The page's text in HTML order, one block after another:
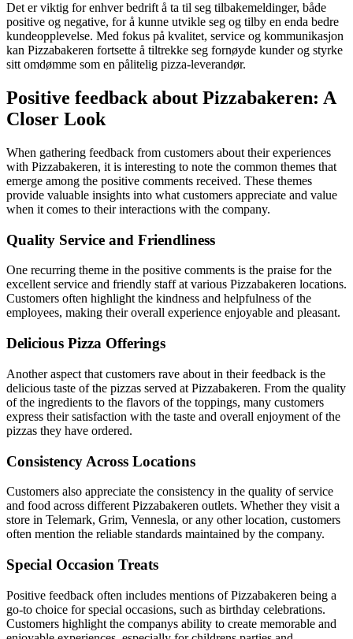
Det er viktig for enhver bedrift å ta til seg tilbakemeldinger, både
positive og negative, for å kunne utvikle seg og tilby en enda bedre
kundeopplevelse. Med fokus på kvalitet, service og kommunikasjon
kan Pizzabakeren fortsette å tiltrekke seg fornøyde kunder og styrke
sitt omdømme som en pålitelig pizza-leverandør.
Positive feedback about Pizzabakeren: A
Closer Look
When gathering feedback from customers about their experiences
with Pizzabakeren, it is interesting to note the common themes that
emerge among the positive comments received. These themes
provide valuable insights into what customers appreciate and value
when it comes to their interactions with the company.
Quality Service and Friendliness
One recurring theme in the positive comments is the praise for the
excellent service and friendly staff at various Pizzabakeren locations.
Customers often highlight the kindness and helpfulness of the
employees, making their overall experience enjoyable and pleasant.
Delicious Pizza Offerings
Another aspect that customers rave about in their feedback is the
delicious taste of the pizzas served at Pizzabakeren. From the quality
of the ingredients to the flavors of the toppings, many customers
express their satisfaction with the taste and overall enjoyment of the
pizzas they have ordered.
Consistency Across Locations
Customers also appreciate the consistency in the quality of service
and food across different Pizzabakeren outlets. Whether they visit a
store in Telemark, Grim, Vennesla, or any other location, customers
often mention the reliable standards maintained by the company.
Special Occasion Treats
Positive feedback often includes mentions of Pizzabakeren being a
go-to choice for special occasions, such as birthday celebrations.
Customers highlight the companys ability to create memorable and